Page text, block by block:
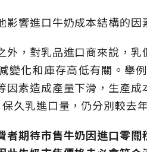
影響進口牛奶成本結構的因
外，對乳品進口商來說，
變化和庫存高低有關。舉
因素造成產量下滑，生產
久乳進口量，仍分別較去
者期待市售牛奶因進口零